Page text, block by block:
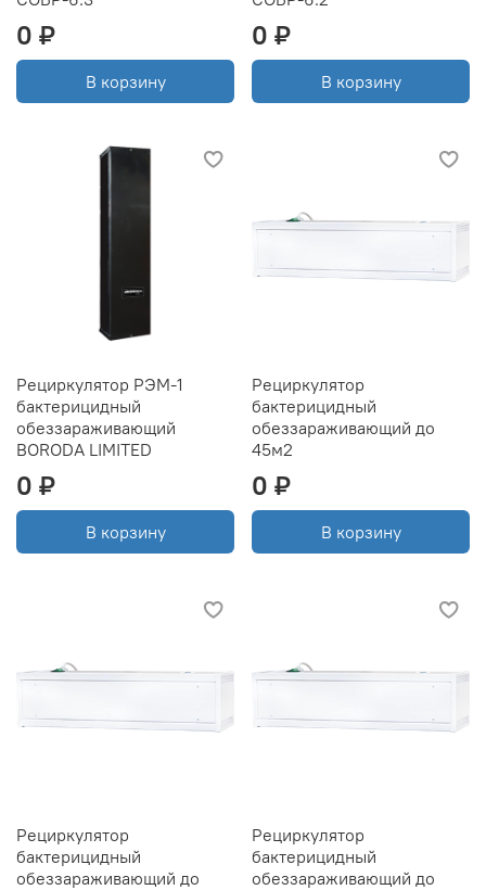
0 ₽
В корзину
0 ₽
В корзину
Рециркулятор РЭМ-1
бактерицидный
обеззараживающий
BORODA LIMITED
0 ₽
В корзину
Рециркулятор
бактерицидный
обеззараживающий до
45м2
0 ₽
В корзину
Рециркулятор
бактерицидный
обеззараживающий до
Рециркулятор
бактерицидный
обеззараживающий до